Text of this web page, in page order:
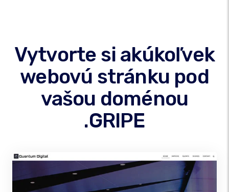
Vytvorte si akúkoľvek
webovú stránku pod
vašou doménou
.GRIPE